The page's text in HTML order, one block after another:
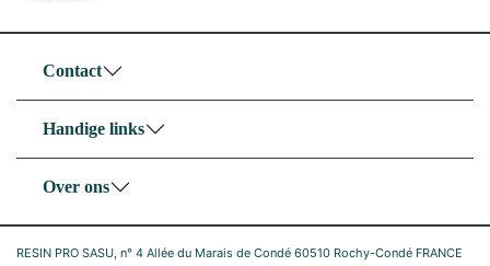
Contact
Handige links
Over ons
RESIN PRO SASU, n° 4 Allée du Marais de Condé 60510 Rochy-Condé FRANCE